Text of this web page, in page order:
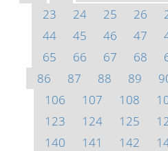
23
24 25 26
44
45 46 47
65
66 67 68
86
87 88 89
106
107 108
123
124 125
140
141 142